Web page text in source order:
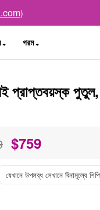
)
গরম
প্রাপ্তবয়স্ক পুতুল,
$759
যেখানে উপলব্ধ সেখানে বিনামূল্যে